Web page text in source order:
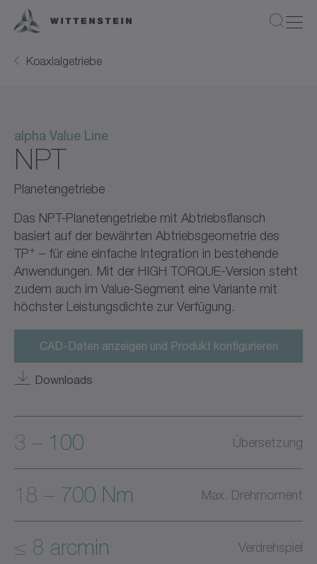
Koaxialgetriebe
alpha Value Line
NPT
Planetengetriebe
Das NPT-Planetengetriebe mit Abtriebsflansch
basiert auf der bewährten Abtriebsgeometrie des
TP+ – für eine einfache Integration in bestehende
Anwendungen. Mit der HIGH TORQUE-Version steht
zudem auch im Value-Segment eine Variante mit
höchster Leistungsdichte zur Verfügung.
CAD-Daten anzeigen und Produkt konfigurieren
Downloads
3 – 100 Übersetzung
18 – 700 Nm Max. Drehmoment
≤ 8 arcmin Verdrehspiel